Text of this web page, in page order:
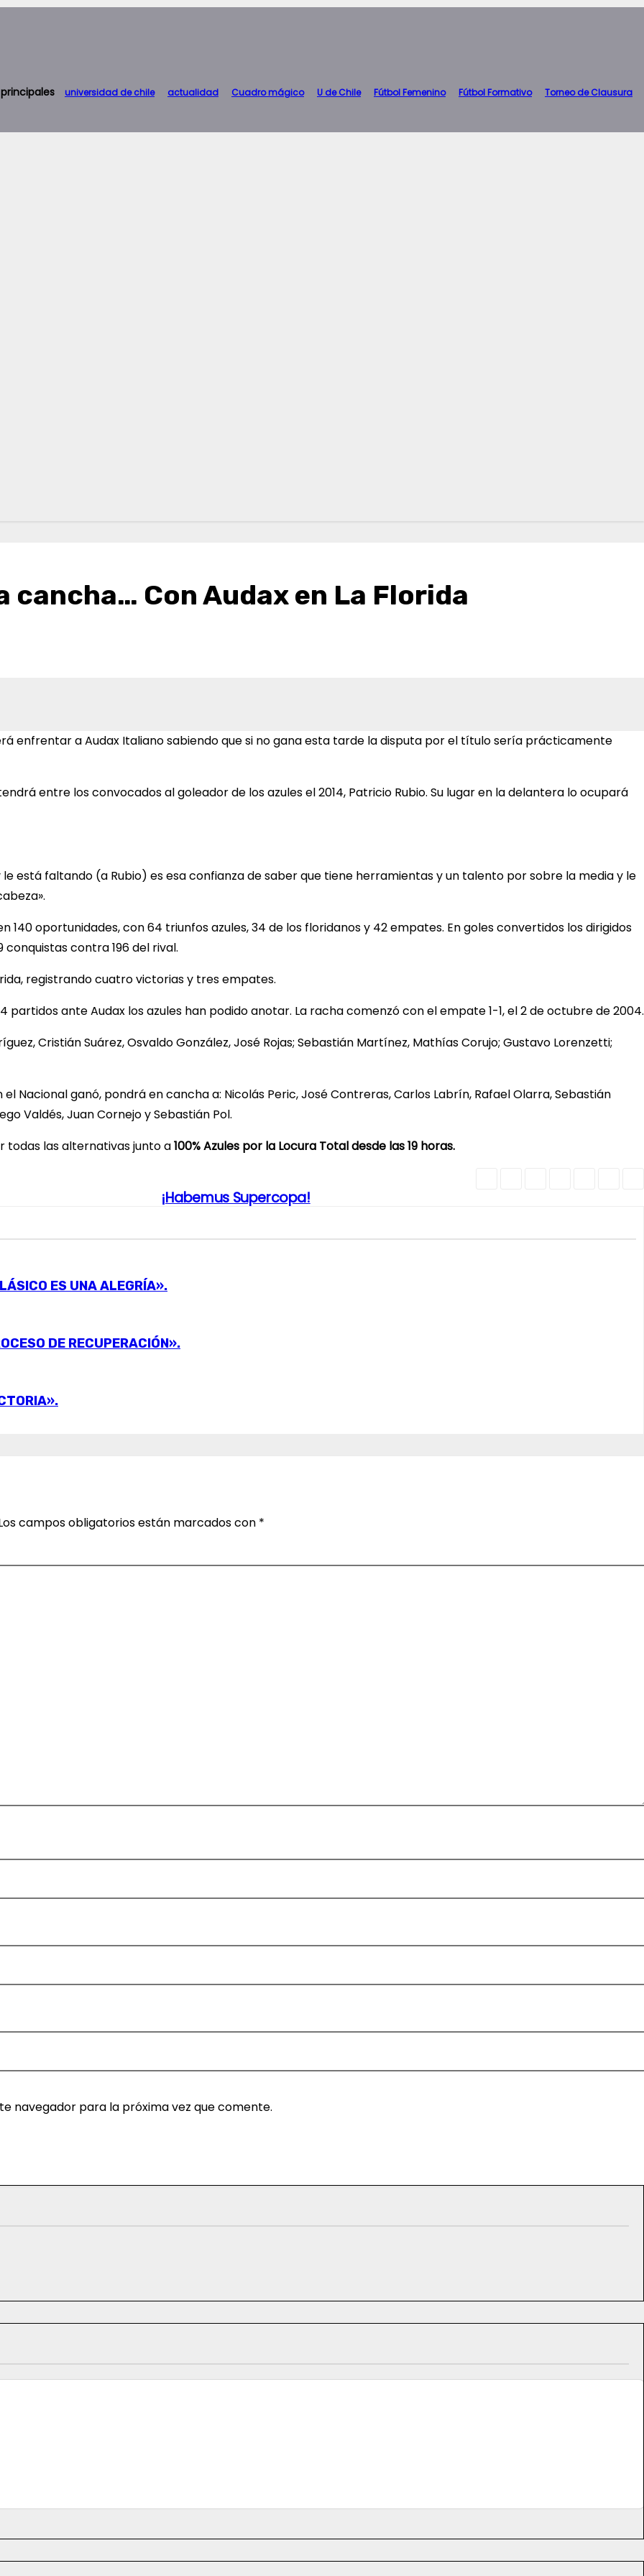
universidad de chile actualidad Cuadro mágico U de Chile Fútbol Femenino Fútbol Formativo Torneo de Clausura
cancha… Con Audax en La Florida
enfrentar a Audax Italiano sabiendo que si no gana esta tarde la disputa por el título sería prácticamente
entre los convocados al goleador de los azules el 2014, Patricio Rubio. Su lugar en la delantera lo ocupará
le está faltando (a Rubio) es esa confianza de saber que tiene herramientas y un talento por sobre la media y le
140 oportunidades, con 64 triunfos azules, 34 de los floridanos y 42 empates. En goles convertidos los dirigidos
contra 196 del rival.
registrando cuatro victorias y tres empates.
ante Audax los azules han podido anotar. La racha comenzó con el empate 1-1, el 2 de octubre de 2004.
Cristián Suárez, Osvaldo González, José Rojas; Sebastián Martínez, Mathías Corujo; Gustavo Lorenzetti;
Nacional ganó, pondrá en cancha a: Nicolás Peric, José Contreras, Carlos Labrín, Rafael Olarra, Sebastián
Valdés, Juan Cornejo y Sebastián Pol.
todas las alternativas junto a100% Azules por la Locura Total desde las 19 horas.
¡Habemus Supercopa!
ES UNA ALEGRÍA».
DE RECUPERACIÓN».
campos obligatorios están marcados con *
navegador para la próxima vez que comente.